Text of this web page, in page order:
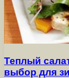
Теплый
выбор для